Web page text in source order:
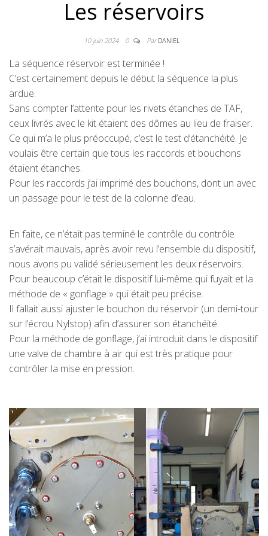
Les réservoirs
10 juin 2024 0 ParDANIEL
La séquence réservoir est terminée !
C’est certainement depuis le début la séquence la plus
ardue.
Sans compter l’attente pour les rivets étanches de TAF,
ceux livrés avec le kit étaient des dômes au lieu de fraiser.
Ce qui m’a le plus préoccupé, c’est le test d’étanchéité. Je
voulais être certain que tous les raccords et bouchons
étaient étanches.
Pour les raccords j’ai imprimé des bouchons, dont un avec
un passage pour le test de la colonne d’eau.
En faite, ce n’était pas terminé le contrôle du contrôle
s’avérait mauvais, après avoir revu l’ensemble du dispositif,
nous avons pu validé sérieusement les deux réservoirs.
Pour beaucoup c’était le dispositif lui-même qui fuyait et la
méthode de « gonflage » qui était peu précise.
Il fallait aussi ajuster le bouchon du réservoir (un demi-tour
sur l’écrou Nylstop) afin d’assurer son étanchéité.
Pour la méthode de gonflage, j’ai introduit dans le dispositif
une valve de chambre à air qui est très pratique pour
contrôler la mise en pression.